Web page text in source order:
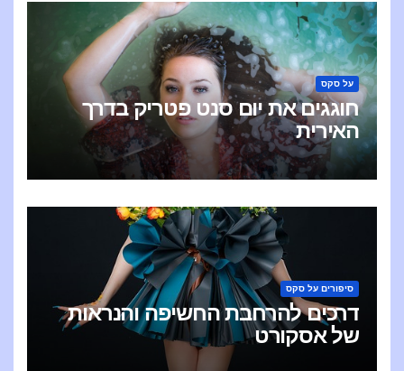
על סקס
חוגגים את יום סנט פטריק בדרך
האירית
סיפורים על סקס
דרכים להרחבת החשיפה והנראות
של אסקורט